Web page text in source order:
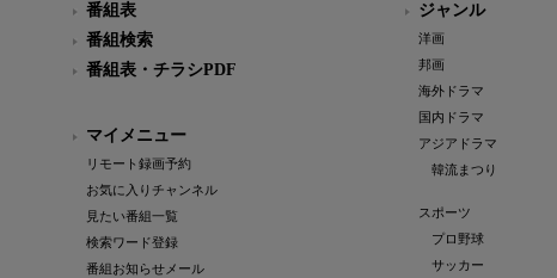
番組表
番組検索
番組表・チラシPDF
マイメニュー
リモート録画予約
お気に入りチャンネル
見たい番組一覧
検索ワード登録
番組お知らせメール
ジャンル
洋画
邦画
海外ドラマ
国内ドラマ
アジアドラマ
韓流まつり
スポーツ
プロ野球
サッカー